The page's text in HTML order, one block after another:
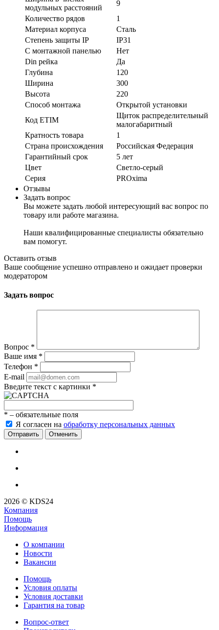
модульных расстояний
9
Количество рядов
1
Материал корпуса
Сталь
Степень защиты IP
IP31
С монтажной панелью
Нет
Din рейка
Да
Глубина
120
Ширина
300
Высота
220
Способ монтажа
Открытой установки
Код ETIM
Щиток распределительный
малогабаритный
Кратность товара
1
Страна происхождения
Российская Федерация
Гарантийный срок
5 лет
Цвет
Светло-серый
Серия
PROxima
Отзывы
Задать вопрос
Вы можете задать любой интересующий вас вопрос по
товару или работе магазина.
Наши квалифицированные специалисты обязательно
вам помогут.
Оставить отзыв
Ваше сообщение успешно отправлено и ожидает проверки
модератором
Задать вопрос
Вопрос *
Ваше имя *
Телефон *
E-mail
Введите текст с картинки *
* – обязательные поля
Я согласен на обработку персональных данных
Отменить
2026 © KDS24
Компания
Помощь
Информация
О компании
Новости
Вакансии
Помощь
Условия оплаты
Условия доставки
Гарантия на товар
Вопрос-ответ